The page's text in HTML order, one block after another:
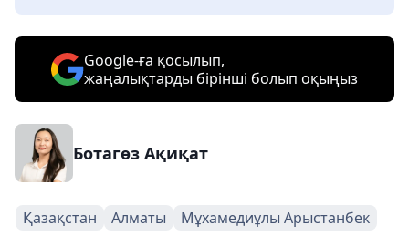
Google-ға қосылып,
жаңалықтарды бірінші болып оқыңыз
Ботагөз Ақиқат
Қазақстан Алматы Мұхамедиұлы Арыстанбек